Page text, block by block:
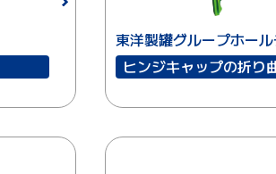
東洋製罐グループホー
ヒンジキャップの折り